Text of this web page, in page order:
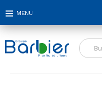
Buscar: